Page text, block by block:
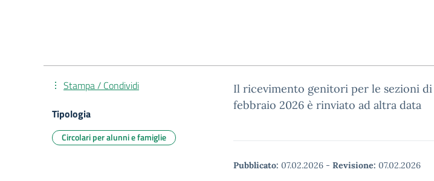
Il ricevimento genitori per le sezioni
febbraio 2026 è rinviato ad altra data
Pubblicato: 07.02.2026 - Revisione: 07.02.2026
Stampa / Condividi
Tipologia
Circolari per alunni e famiglie